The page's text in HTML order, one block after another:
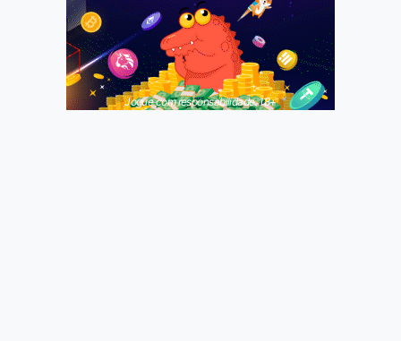
Jogue com responsabilidade. 18+